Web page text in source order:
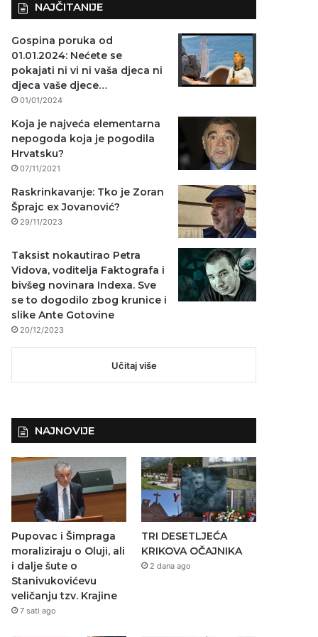
NAJČITANIJE
Gospina poruka od
01.01.2024: Nećete se
pokajati ni vi ni vaša djeca ni
djeca vaše djece…
01/01/2024
Koja je najveća elementarna
nepogoda koja je pogodila
Hrvatsku?
07/11/2021
Raskrinkavanje: Tko je Zoran
Šprajc ex Jovanović?
29/11/2023
Taksist nokautirao Petra
Vidova, voditelja Faktografa i
bivšeg novinara Indexa. Sve
se to dogodilo zbog krunice i
slike Ante Gotovine
20/12/2023
Učitaj više
NAJNOVIJE
Pupovac i Šimpraga
moraliziraju o Oluji, ali
i dalje šute o
Stanivukovićevu
veličanju tzv. Krajine
7 sati ago
TRI DESETLJEĆA
KRIKOVA OČAJNIKA
2 dana ago